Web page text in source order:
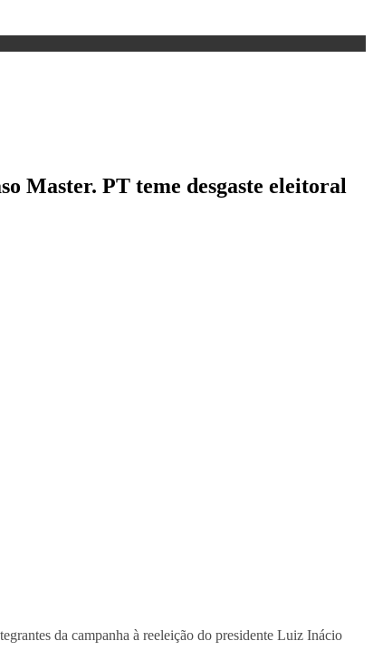
Master. PT teme desgaste eleitoral
da campanha à reeleição do presidente Luiz Inácio